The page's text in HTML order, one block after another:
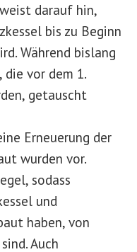
weist darauf hin,
bis zu Beginn
Während bislang
die vor dem 1.
getauscht
Erneuerung der
wurden vor.
sodass
und
haben, von
Auch